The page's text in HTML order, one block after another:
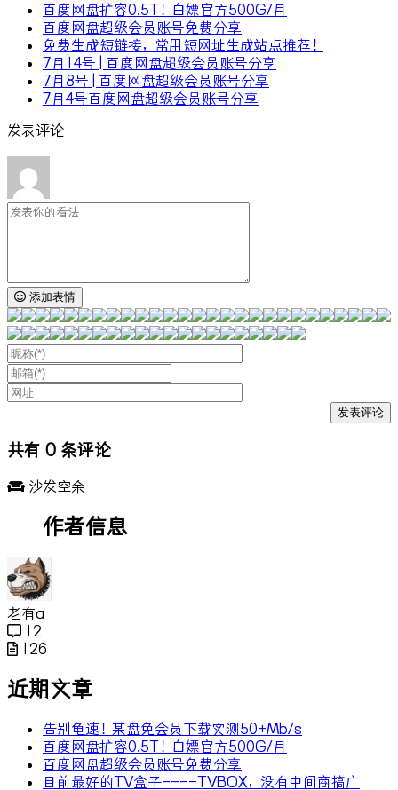
百度网盘扩容0.5T！白嫖官方500G/月
百度网盘超级会员账号免费分享
免费生成短链接，常用短网址生成站点推荐！
7月14号 | 百度网盘超级会员账号分享
7月8号 | 百度网盘超级会员账号分享
7月4号百度网盘超级会员账号分享
发表评论
添加表情
共有 0 条评论
沙发空余
作者信息
老有a
12
126
近期文章
告别龟速！某盘免会员下载实测50+Mb/s
百度网盘扩容0.5T！白嫖官方500G/月
百度网盘超级会员账号免费分享
目前最好的TV盒子----TVBOX，没有中间商搞广